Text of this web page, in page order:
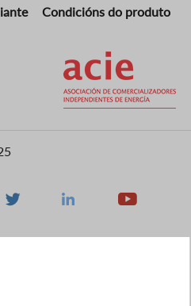
Condicións do produto
X Linkedin Youtube